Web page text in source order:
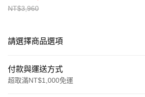
NT$3,960
請選擇商品選項
付款與運送方式
超取滿NT$1,000免運